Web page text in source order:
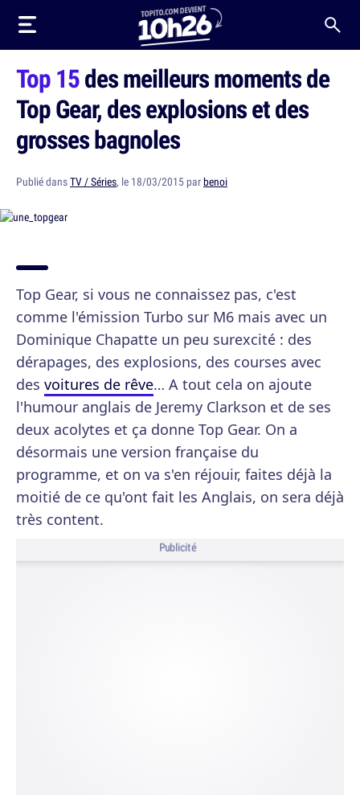
Top 15des meilleurs moments de
Top Gear, des explosions et des
grosses bagnoles
Publié dansTV / Séries, le 18/03/2015 parbenoi
Top Gear, si vous ne connaissez pas, c'est
comme l'émission Turbo sur M6 mais avec un
Dominique Chapatte un peu surexcité : des
dérapages, des explosions, des courses avec
des voitures de rêve… A tout cela on ajoute
l'humour anglais de Jeremy Clarkson et de ses
deux acolytes et ça donne Top Gear. On a
désormais une version française du
programme, et on va s'en réjouir, faites déjà la
moitié de ce qu'ont fait les Anglais, on sera déjà
très content.
Publicité